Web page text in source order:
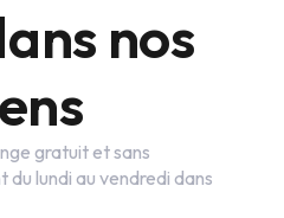
nos
gratuit et sans
du lundi au vendredi dans